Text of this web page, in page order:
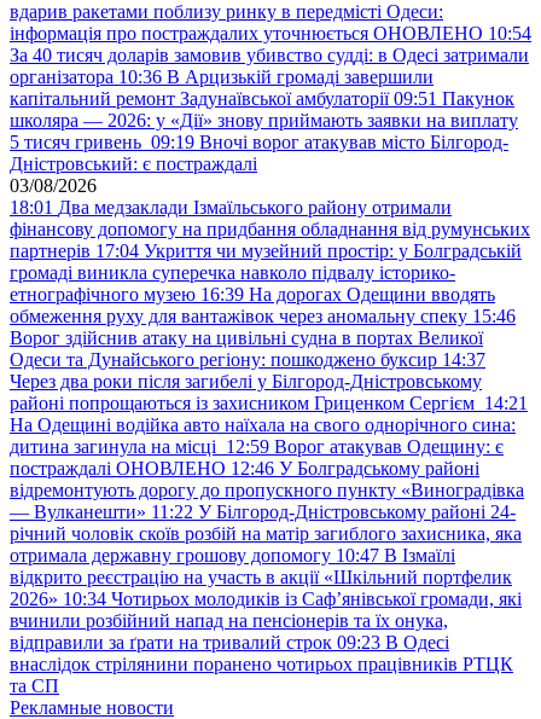
вдарив ракетами поблизу ринку в передмісті Одеси:
інформація про постраждалих уточнюється ОНОВЛЕНО 10:54
За 40 тисяч доларів замовив убивство судді: в Одесі затримали
організатора 10:36 В Арцизькій громаді завершили
капітальний ремонт Задунаївської амбулаторії 09:51 Пакунок
школяра — 2026: у «Дії» знову приймають заявки на виплату
5 тисяч гривень 09:19 Вночі ворог атакував місто Білгород-
Дністровський: є постраждалі
03/08/2026
18:01 Два медзаклади Ізмаїльського району отримали
фінансову допомогу на придбання обладнання від румунських
партнерів 17:04 Укриття чи музейний простір: у Болградській
громаді виникла суперечка навколо підвалу історико-
етнографічного музею 16:39 На дорогах Одещини вводять
обмеження руху для вантажівок через аномальну спеку 15:46
Ворог здійснив атаку на цивільні судна в портах Великої
Одеси та Дунайського регіону: пошкоджено буксир 14:37
Через два роки після загибелі у Білгород-Дністровському
районі попрощаються із захисником Гриценком Сергієм 14:21
На Одещині водійка авто наїхала на свого однорічного сина:
дитина загинула на місці 12:59 Ворог атакував Одещину: є
постраждалі ОНОВЛЕНО 12:46 У Болградському районі
відремонтують дорогу до пропускного пункту «Виноградівка
— Вулканешти» 11:22 У Білгород-Дністровському районі 24-
річний чоловік скоїв розбій на матір загиблого захисника, яка
отримала державну грошову допомогу 10:47 В Ізмаїлі
відкрито реєстрацію на участь в акції «Шкільний портфелик
2026» 10:34 Чотирьох молодиків із Саф’янівської громади, які
вчинили розбійний напад на пенсіонерів та їх онука,
відправили за ґрати на тривалий строк 09:23 В Одесі
внаслідок стрілянини поранено чотирьох працівників РТЦК
та СП
Рекламные новости